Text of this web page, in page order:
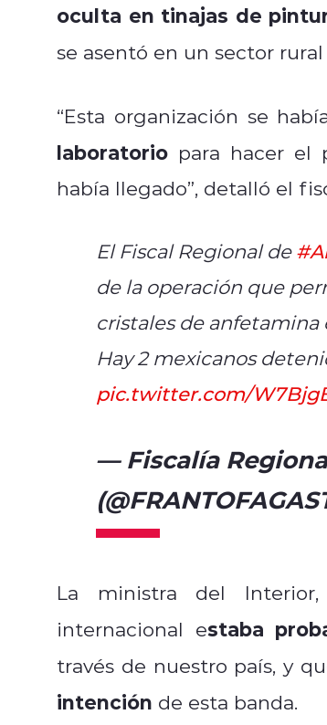
oculta en tinajas de
se asentó en un sector
“Esta organización se
laboratorio para hacer el
había llegado”, detalló el
El Fiscal Regional de
de la operación que
cristales de anfetamina
Hay 2 mexicanos
pic.twitter.com/
— Fiscalía
La ministra del
internacional estaba
través de nuestro país, y
intención de esta banda.